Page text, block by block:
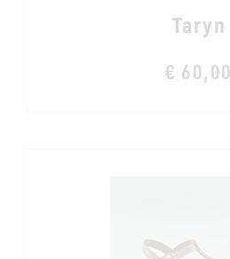
Taryn
€ 60,00